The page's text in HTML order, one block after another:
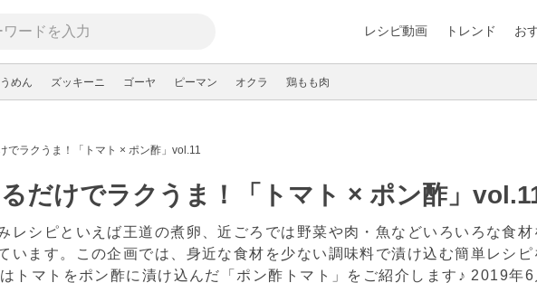
レシピ動画 トレンド お
めん ズッキーニ ゴーヤ ピーマン オクラ 鶏もも肉
でラクうま！「トマト × ポン酢」vol.11
だけでラクうま！「トマト × ポン酢」
レシピといえば王道の煮卵、近ごろでは野菜や肉・魚などいろいろな食
います。この企画では、身近な食材を少ない調味料で漬け込む簡単レシピ
トマトをポン酢に漬け込んだ「ポン酢トマト」をご紹介します♪ 2019年6